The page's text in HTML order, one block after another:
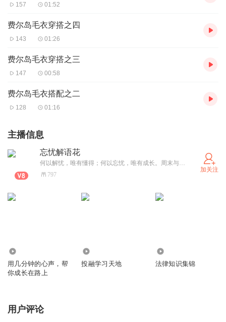
157 01:52
费尔岛毛衣穿搭之四
143 01:26
费尔岛毛衣穿搭之三
147 00:58
费尔岛毛衣搭配之二
128 01:16
主播信息
忘忧解语花
何以解忧，唯有懂得；何以忘忧，唯有成长。周末与工作日不定时直播，直播时间为每次一小时，语音连麦为每人十五分钟。大家关注主播后，在每次直播时会有直播提醒，欢迎大家来直播间交流互鉴。感谢大家的关注与支持，让我们一起成长在路上！（帮助大家进行成长过程中的困惑与担忧分析，需要一对一咨询的朋友请私信我）
797
加关注
用几分钟的心声，帮
你成长在路上
投融学习天地 法律知识集锦
用户评论